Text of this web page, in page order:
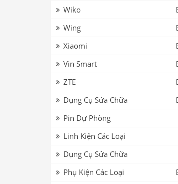
Wiko
Wing
Xiaomi
Vin Smart
ZTE
Dụng Cụ Sửa Chữa
Pin Dự Phòng
Linh Kiện Các Loại
Dụng Cụ Sửa Chữa
Phụ Kiện Các Loại